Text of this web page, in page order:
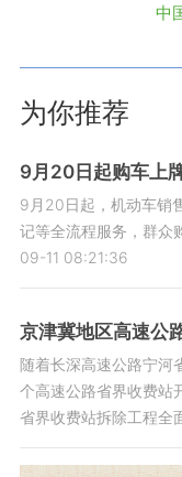
中
为你推荐
9月20日起购车上
9月20日起，机动车销
记等全流程服务，群众
09-11 08:21:36
京津冀地区高速公
随着长深高速公路宁河
个高速公路省界收费站
省界收费站拆除工程全